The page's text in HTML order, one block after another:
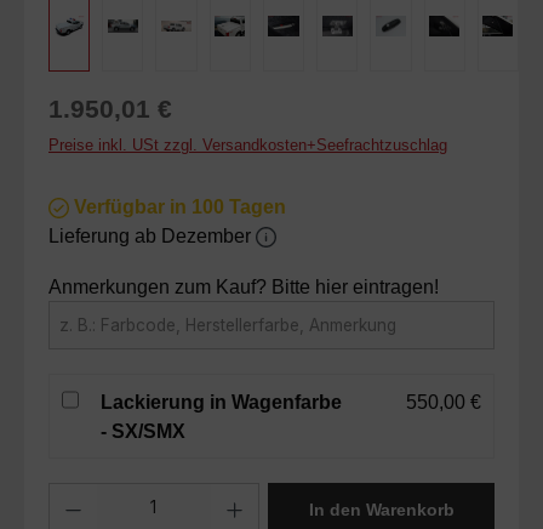
Regulärer Preis:
1.950,01 €
Preise inkl. USt zzgl. Versandkosten+Seefrachtzuschlag
Verfügbar in 100 Tagen
Lieferung ab Dezember
Anmerkungen zum Kauf? Bitte hier eintragen!
Lackierung in Wagenfarbe
- SX/SMX
550,00 €
In den Warenkorb